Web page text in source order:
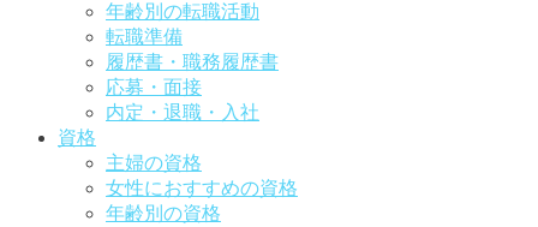
年齢別の転職活動
転職準備
履歴書・職務履歴書
応募・面接
内定・退職・入社
資格
主婦の資格
女性におすすめの資格
年齢別の資格